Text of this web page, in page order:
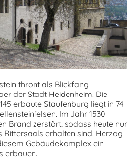
thront als Blickfang
der Stadt Heidenheim. Die
erbaute Staufenburg liegt in 74
Im Jahr 1530
Brand zerstört, sodass heute nur
Rittersaals erhalten sind. Herzog
Gebäudekomplex ein
erbauen.